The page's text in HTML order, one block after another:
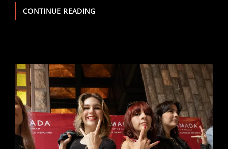
CONTINUE READINGJP
COOPER
PRIMERA
EN
LA
CIUDAD
DE
MÉXICO